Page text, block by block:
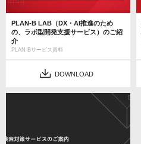
PLAN-B LAB（DX・AI推進のため
の、ラボ型開発支援サービス）のご紹
介
PLAN-Bサービス資料
DOWNLOAD